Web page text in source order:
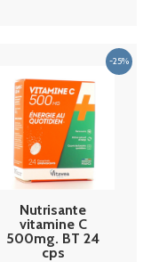
Nutrisante
vitamine C
500mg. BT 24
cps